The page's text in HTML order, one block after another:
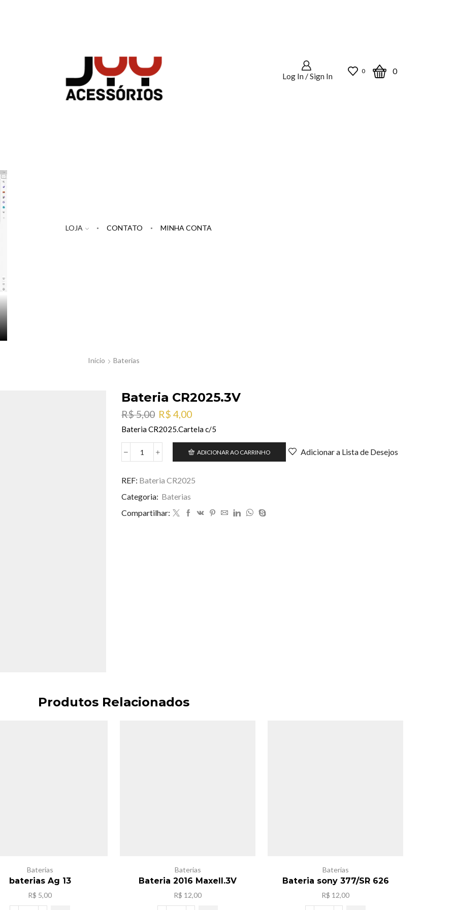
Log In / Sign In
0 0
LOJA CONTATO MINHA CONTA
Início Baterias
Bateria CR2025.3V
R$5,00 O
preço
era:
R$ 5,00.
R$ 4,00O
preço
é:
R$ 4,00.
Bateria CR2025.Cartela c/5
Bateria
quantidade
ADICIONAR AO CARRINHO Adicionar a Lista de Desejos
REF: Bateria CR2025
Categoria: Baterias
Compartilhar:
Produtos Relacionados
Baterias
baterias Ag 13
R$ 5,00
Baterias
Bateria 2016 Maxell.3V
R$ 12,00
Baterias
Bateria sony 377/SR 626
R$ 12,00